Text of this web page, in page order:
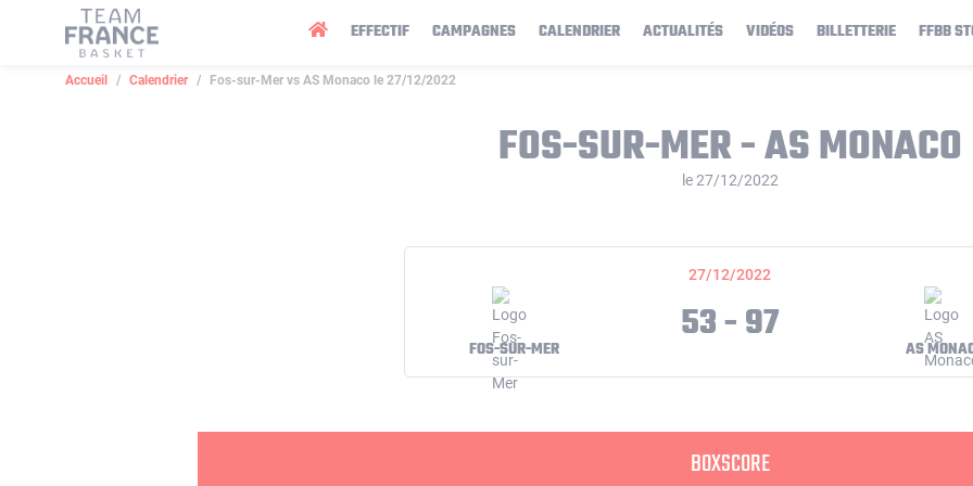
EFFECTIF CAMPAGNES CALENDRIER ACTUALITÉS VIDÉOS BILLETTERIE FFBB
Accueil Calendrier Fos-sur-Mer vs AS Monaco le 27/12/2022
FOS-SUR-MER - AS MONACO
le 27/12/2022
27/12/2022
FOS-SUR-MER 53 - 97 AS
BOXSCORE
Panneau de gestion des cookies